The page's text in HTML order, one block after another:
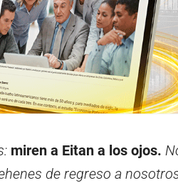
miren a Eitan a los ojos.
de regreso a